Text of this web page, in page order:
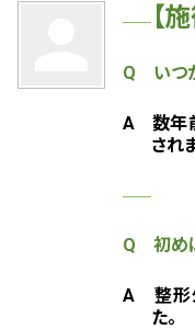
【
Q いつ
A 数年
され
Q 初め
A
整形
た。